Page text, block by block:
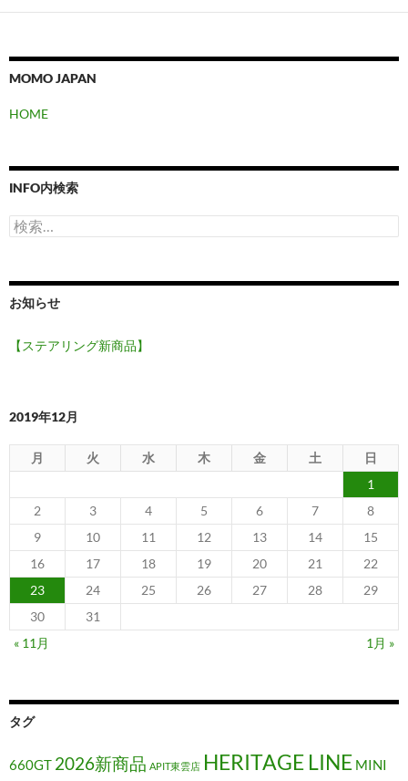
シ
ョ
ン
MOMO JAPAN
HOME
INFO内検索
検
索:
お知らせ
【ステアリング新商品】
2019年12月
月 火 水 木 金 土
日
1
2
3 4 5 6 7
8
9
10 11 12 13 14
15
16
17 18 19 20 21
22
23
24 25 26 27 28
29
30
31
« 11月
1月 »
タグ
660GT 2026新商品 APIT東雲店 HERITAGE LINE MINI